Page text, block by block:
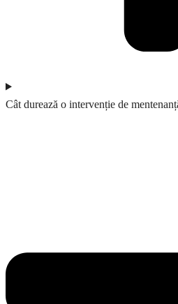
Cât durează o intervenție de